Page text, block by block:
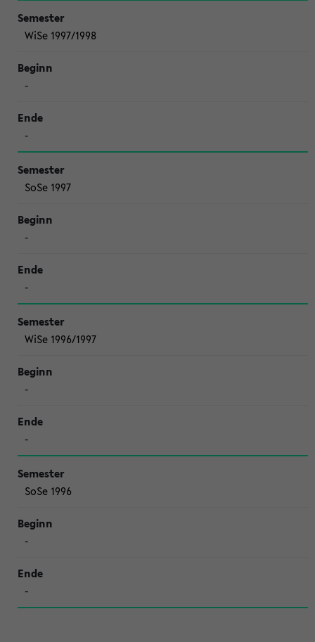
WiSe 1997/1998
-
-
SoSe 1997
-
-
WiSe 1996/1997
-
-
SoSe 1996
-
-